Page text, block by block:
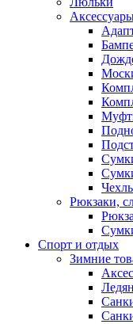
Рюкзаки,
Спорт и отдых
Зимние